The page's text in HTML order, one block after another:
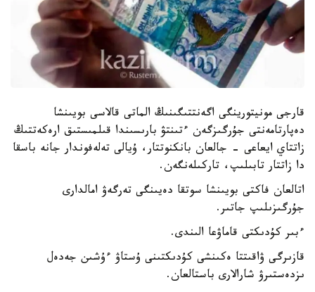
قارجى مونيتورينگى اگەنتتىگىنىڭ الماتى قالاسى بويىنشا
دەپارتامەنتى جۇرگىزگەن ءتىنتۋ بارىسىندا قىلمىستىق ارەكەتتىڭ
زاتتاي ايعاعى - جالعان بانكنوتتار، ۇيالى تەلەفوندار جانە باسقا
دا زاتتار تابىلىپ، تاركىلەنگەن.
اتالعان فاكتى بويىنشا سوتقا دەيىنگى تەرگەۋ امالدارى
جۇرگىزىلىپ جاتىر.
ءبىر كۇدىكتى قاماۋعا الىندى.
قازىرگى ۋاقىتتا ەكىنشى كۇدىكتىنى ۇستاۋ ءۇشىن جەدەل
ىزدەستىرۋ شارالارى باستالعان.